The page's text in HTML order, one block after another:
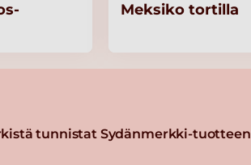
Forsman Jauhemaksapihvi
Meksiko tortilla
tunnistat Sydänmerkki-tuotteen